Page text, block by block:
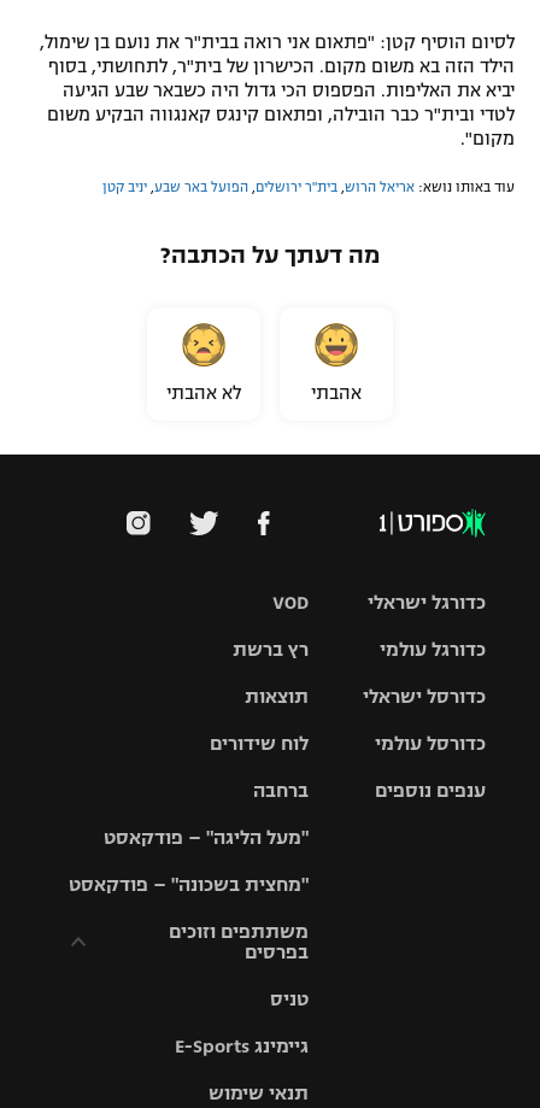
לסיום הוסיף קטן: "פתאום אני רואה בבית"ר את נועם בן שימול,
הילד הזה בא משום מקום. הכישרון של בית"ר, לתחושתי, בסוף
יביא את האליפות. הפספוס הכי גדול היה כשבאר שבע הגיעה
לטדי ובית"ר כבר הובילה, ופתאום קינגס קאנגווה הבקיע משום
מקום".
עוד באותו נושא: אריאל הרוש בית"ר ירושלים הפועל באר שבע יניב קטן
מה דעתך על הכתבה?
אהבתי לא אהבתי
VOD
רץ ברשת
תוצאות
לוח שידורים
ברחבה
"מעל הליגה" – פודקאסט
"מחצית בשכונה" – פודקאסט
משתתפים וזוכים
בפרסים
וזוכים בפרסים
תקנון עבור פעילות
טניס
גיימינג E-Sports
תנאי שימוש
כדורגל ישראלי
גביע הטוטו
כדורגל עולמי
האלופות
ליגה
כדורסל ישראלי
סל
כדורסל עולמי
ענפים נוספים